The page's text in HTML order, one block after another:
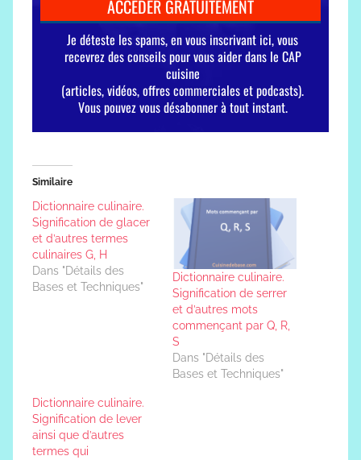
Similaire
Dictionnaire culinaire.
Signification de glacer
et d’autres termes
culinaires G, H
Dans "Détails des
Bases et Techniques"
Dictionnaire culinaire.
Signification de serrer
et d’autres mots
commençant par Q, R,
S
Dans "Détails des
Bases et Techniques"
Dictionnaire culinaire.
Signification de lever
ainsi que d’autres
termes qui